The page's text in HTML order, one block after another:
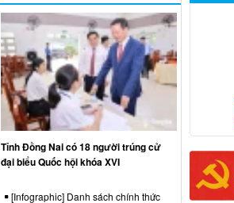
Tỉnh Đồng Nai có 18 người trúng cử
đại biểu Quốc hội khóa XVI
[Infographic] Danh sách chính thức